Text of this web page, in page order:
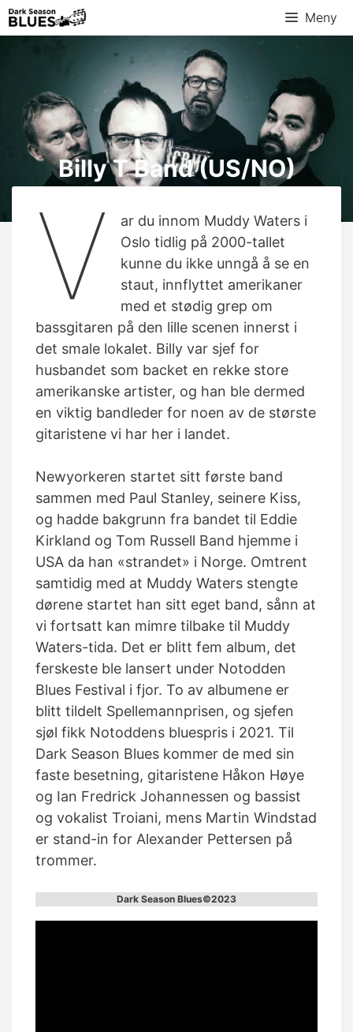
Hopp
til
Meny
Billy T Band (US/NO)
V
ar du innom Muddy Waters i
Oslo tidlig på 2000-tallet
kunne du ikke unngå å se en
staut, innflyttet amerikaner
med et stødig grep om
bassgitaren på den lille scenen innerst i
det smale lokalet. Billy var sjef for
husbandet som backet en rekke store
amerikanske artister, og han ble dermed
en viktig bandleder for noen av de største
gitaristene vi har her i landet.
Newyorkeren startet sitt første band
sammen med Paul Stanley, seinere Kiss,
og hadde bakgrunn fra bandet til Eddie
Kirkland og Tom Russell Band hjemme i
USA da han «strandet» i Norge. Omtrent
samtidig med at Muddy Waters stengte
dørene startet han sitt eget band, sånn at
vi fortsatt kan mimre tilbake til Muddy
Waters-tida. Det er blitt fem album, det
ferskeste ble lansert under Notodden
Blues Festival i fjor. To av albumene er
blitt tildelt Spellemannprisen, og sjefen
sjøl fikk Notoddens bluespris i 2021. Til
Dark Season Blues kommer de med sin
faste besetning, gitaristene Håkon Høye
og Ian Fredrick Johannessen og bassist
og vokalist Troiani, mens Martin Windstad
er stand-in for Alexander Pettersen på
trommer.
Dark Season Blues©2023